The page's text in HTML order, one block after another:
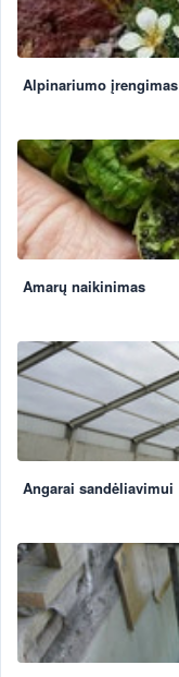
Alpinariumo įrengimas
Amarų naikinimas
Angarai sandėliavimui